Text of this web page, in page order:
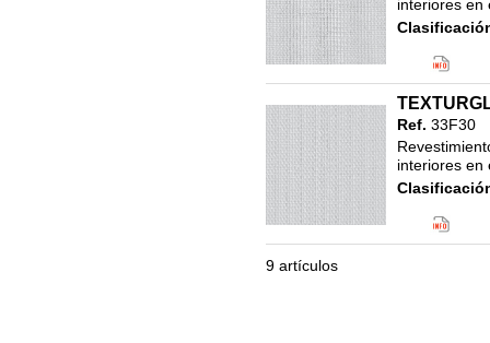
interiores en
Varios
Ref. 33F30
interiores en
Varios
9 artículos